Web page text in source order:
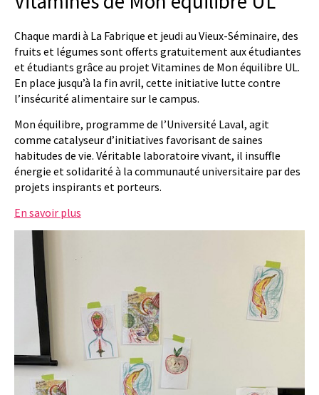
Chaque mardi à La Fabrique et jeudi au Vieux-Séminaire, des
fruits et légumes sont offerts gratuitement aux étudiantes
et étudiants grâce au projet Vitamines de Mon équilibre UL.
En place jusqu’à la fin avril, cette initiative lutte contre
l’insécurité alimentaire sur le campus.
Mon équilibre, programme de l’Université Laval, agit
comme catalyseur d’initiatives favorisant de saines
habitudes de vie. Véritable laboratoire vivant, il insuffle
énergie et solidarité à la communauté universitaire par des
projets inspirants et porteurs.
En savoir plus